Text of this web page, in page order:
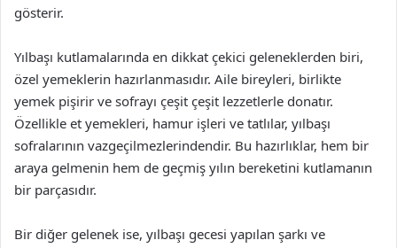
gösterir.
Yılbaşı kutlamalarında en dikkat çekici geleneklerden biri,
özel yemeklerin hazırlanmasıdır. Aile bireyleri, birlikte
yemek pişirir ve sofrayı çeşit çeşit lezzetlerle donatır.
Özellikle et yemekleri, hamur işleri ve tatlılar, yılbaşı
sofralarının vazgeçilmezlerindendir. Bu hazırlıklar, hem bir
araya gelmenin hem de geçmiş yılın bereketini kutlamanın
bir parçasıdır.
Bir diğer gelenek ise, yılbaşı gecesi yapılan şarkı ve